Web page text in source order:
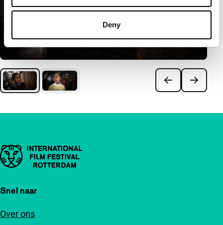
Deny
Belangrijke links
Snel naar
Over ons